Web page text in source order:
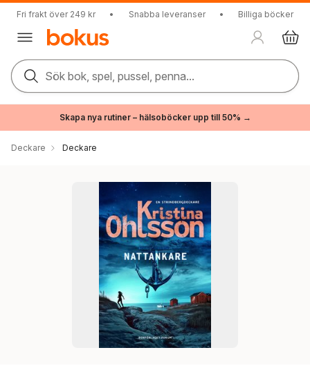
Fri frakt över 249 kr • Snabba leveranser • Billiga böcker
Sök bok, spel, pussel, penna...
Skapa nya rutiner – hälsoböcker upp till 50% →
Deckare Deckare